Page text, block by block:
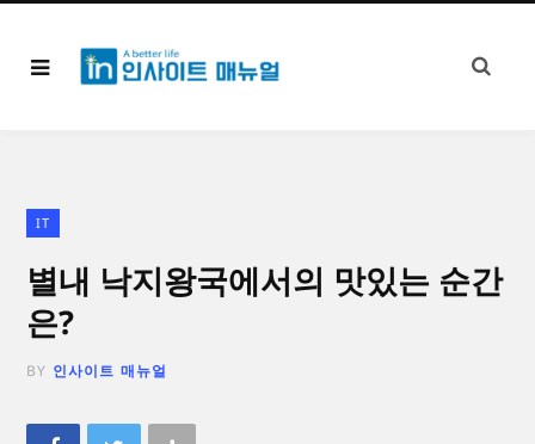
IT
별내 낙지왕국에서의 맛있는 순간
은?
BY 인사이트 매뉴얼